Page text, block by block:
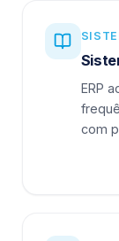
ERP
com